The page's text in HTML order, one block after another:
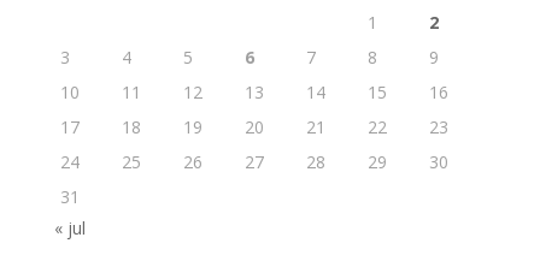
1
2
3
4 5 6 7 8
9
10
11 12 13 14 15
16
17
18 19 20 21 22
23
24
25 26 27 28 29
30
31
« jul